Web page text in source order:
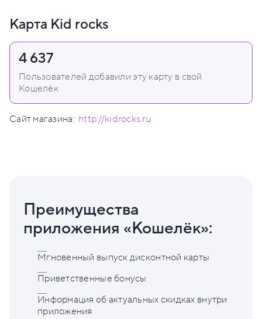
Карта Kid rocks
4 637
Пользователей добавили эту карту в свой
Кошелёк
Сайт магазина: http://kidrocks.ru
Преимущества
приложения «Кошелёк»:
Мгновенный выпуск дисконтной карты
Приветственные бонусы
Информация об актуальных скидках внутри
приложения